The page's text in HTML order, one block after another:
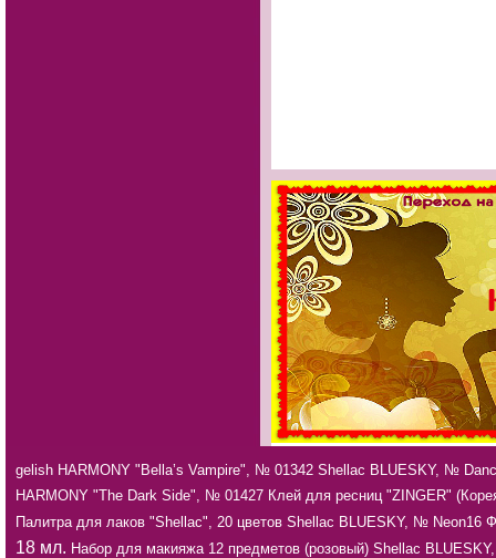
gelish HARMONY "Bella’s Vampire", № 01342 Shellac BLUESKY, №
HARMONY "The Dark Side", № 01427 Клей для ресниц "ZINGER"
Палитра для лаков "Shellac", 20 цветов Shellac BLUESKY, № Neon16
18 мл. Набор для макияжа 12 предметов (розовый) Shellac